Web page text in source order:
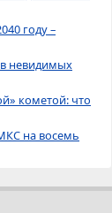
году –
невидимых
кометой: что
на восемь